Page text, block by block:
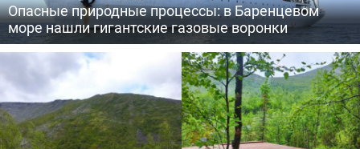
Опасные природные процессы: в Баренцевом
море нашли гигантские газовые воронки